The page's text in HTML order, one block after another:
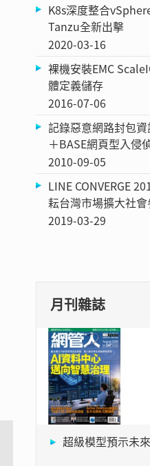
K8s深度整合
Tanzu全新出擊
2020-03-16
裸機安裝EMC
體定義儲存
2016-07-06
記錄惡意網路封包
＋BASE網頁型入侵
2010-09-05
LINE CONVERGE
耘台灣市場擴大社
2019-03-29
月刊雜誌
超級模型預示未